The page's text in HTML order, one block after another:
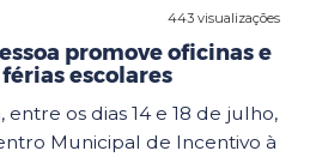
443 visualizações
promove oficinas e
escolares
os dias 14 e 18 de julho,
Municipal de Incentivo à